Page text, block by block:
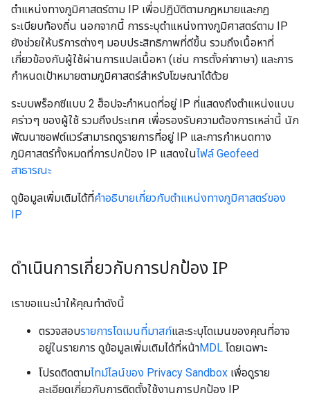
ตำแหน่งทางภูมิศาสตร์ตาม IP เพื่อปฏิบัติตามกฎหมายและกฎ
ระเบียบท้องถิ่น นอกจากนี้ การระบุตำแหน่งทางภูมิศาสตร์ตาม IP
ยังช่วยให้บริการต่างๆ มอบประสิทธิภาพที่ดีขึ้น รวมถึงเนื้อหาที่
เกี่ยวข้องกับผู้ใช้ผ่านการแปลเนื้อหา (เช่น การตั้งค่าภาษา) และการ
กำหนดเป้าหมายตามภูมิศาสตร์สำหรับโฆษณาได้ด้วย
ระบบพร็อกซีแบบ 2 ฮ็อปจะกำหนดที่อยู่ IP ที่แสดงถึงตำแหน่งแบบ
คร่าวๆ ของผู้ใช้ รวมถึงประเทศ เพื่อรองรับความต้องการเหล่านี้ นัก
พัฒนาซอฟต์แวร์สามารถดูรายการที่อยู่ IP และการกำหนดทาง
ภูมิศาสตร์ทั้งหมดที่การปกป้อง IP แสดงในไฟล์ Geofeed
สาธารณะ
ดูข้อมูลเพิ่มเติมได้ที่คำอธิบายเกี่ยวกับตำแหน่งทางภูมิศาสตร์ของ
IP
ดำเนินการเกี่ยวกับการปกป้อง IP
เราขอแนะนำให้คุณทำดังนี้
ตรวจสอบรายการโดเมนที่มาสก์และระบุโดเมนของคุณที่อาจ
อยู่ในรายการ ดูข้อมูลเพิ่มเติมได้ที่หน้าMDL โดยเฉพาะ
โปรดติดตามไทม์ไลน์ของ Privacy Sandbox เพื่อดูราย
ละเอียดเกี่ยวกับการติดตั้งใช้งานการปกป้อง IP